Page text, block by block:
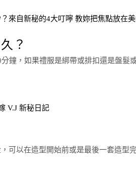
來自新秘的4大叮嚀 教妳把焦點放在
？
鐘，如果禮服是綁帶或排扣還是盤髮
V.J 新秘日記
可以在造型開始前或是最後一套造型